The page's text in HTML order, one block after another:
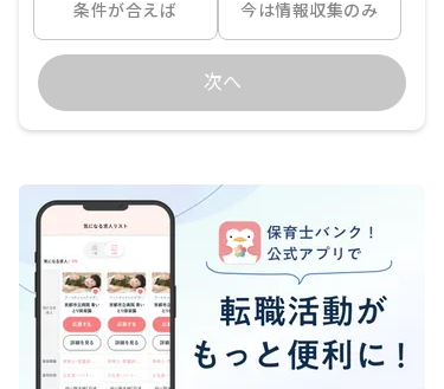
条件が合えば 今は情報収集のみ
次へ